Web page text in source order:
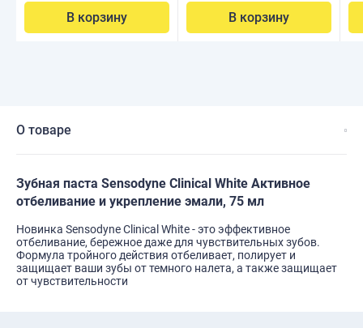
В корзину
В корзину
О товаре
Зубная паста Sensodyne Clinical White Активное
отбеливание и укрепление эмали, 75 мл
Новинка Sensodyne Clinical White - это эффективное
отбеливание, бережное даже для чувствительных зубов.
Формула тройного действия отбеливает, полирует и
защищает ваши зубы от темного налета, а также защищает
от чувствительности